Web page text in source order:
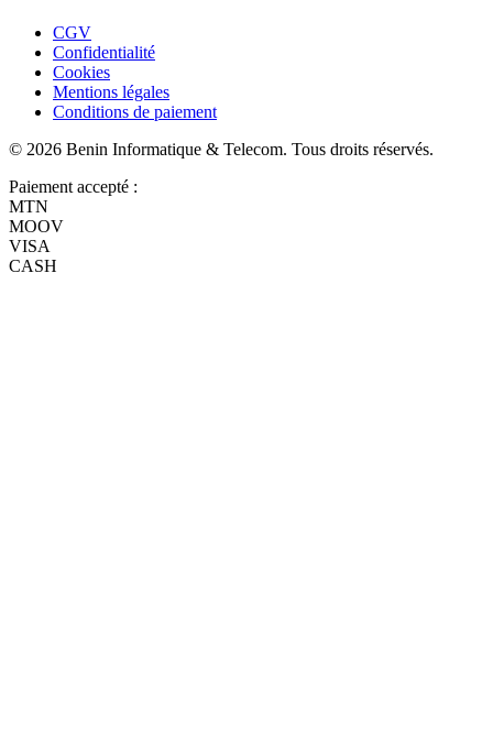
CGV
Confidentialité
Cookies
Mentions légales
Conditions de paiement
© 2026 Benin Informatique & Telecom. Tous droits réservés.
Paiement accepté :
MTN
MOOV
VISA
CASH